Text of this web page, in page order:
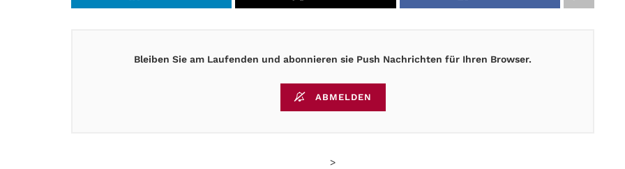
Bleiben Sie am Laufenden und abonnieren sie Push Nachrichten für Ihren Browser.
ABMELDEN
>